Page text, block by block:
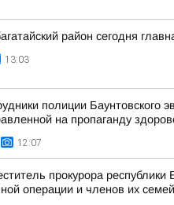
район сегодня
13:03
полиции Бaунтовского
на пропаганду
12:07
прокурора республики
операции и членов их семей